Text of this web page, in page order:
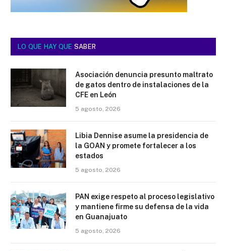
LO QUE HAY QUE SABER
Asociación denuncia presunto maltrato
de gatos dentro de instalaciones de la
CFE en León
5 agosto, 2026
Libia Dennise asume la presidencia de
la GOAN y promete fortalecer a los
estados
5 agosto, 2026
PAN exige respeto al proceso legislativo
y mantiene firme su defensa de la vida
en Guanajuato
5 agosto, 2026